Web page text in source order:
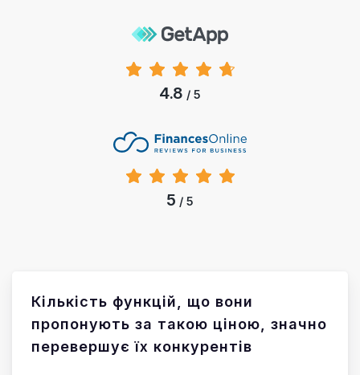
4.8 / 5
5 / 5
Кількість функцій, що вони
пропонують за такою ціною, значно
перевершує їх конкурентів